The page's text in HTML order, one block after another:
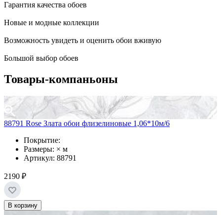
Гарантия качества обоев
Новые и модные коллекции
Возможность увидеть и оценить обои вживую
Большой выбор обоев
Товары-компаньоны
88791 Rose Злата обои флизелиновые 1,06*10м/6
Покрытие:
Размеры: × м
Артикул: 88791
2190 ₽
В корзину